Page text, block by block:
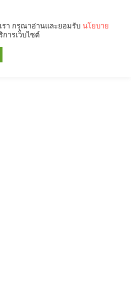
รา กรุณาอ่านและยอมรับ นโยบาย
การเว็บไซต์